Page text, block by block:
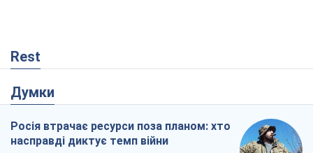
Rest
Думки
Росія втрачає ресурси поза планом: хто
насправді диктує темп війни